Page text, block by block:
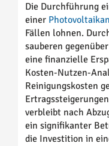
Die Durchführung
einer
Fällen lohnen.
sauberen
eine finanzielle
Kosten-Nutzen-
Reinigungskosten
verbleibt nach
ein signifikanter
die Investition in